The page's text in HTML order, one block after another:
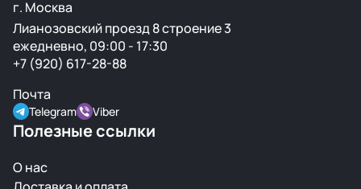
г. Москва
Лианозовский проезд 8 строение 3
ежедневно, 09:00 - 17:30
+7 (920) 617-28-88
Почта
Telegram Viber
Полезные ссылки
О нас